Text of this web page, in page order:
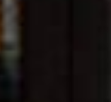
IN
with multiple
, Masking